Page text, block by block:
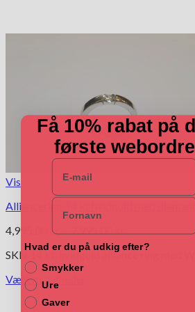
Vis
Alliancering 14 kt hvidguld med
4,995.00
kr.–7,995.00kr.
4,995.00 kr.
SKN 14 kt. hvidguld alliance ring med
Vælg muligheder
Dette
vare
Få 10% rabat på
første webordre
E-mail
Navn
Hvad er du på udkig efter?
Smykker
Ure
Gaver